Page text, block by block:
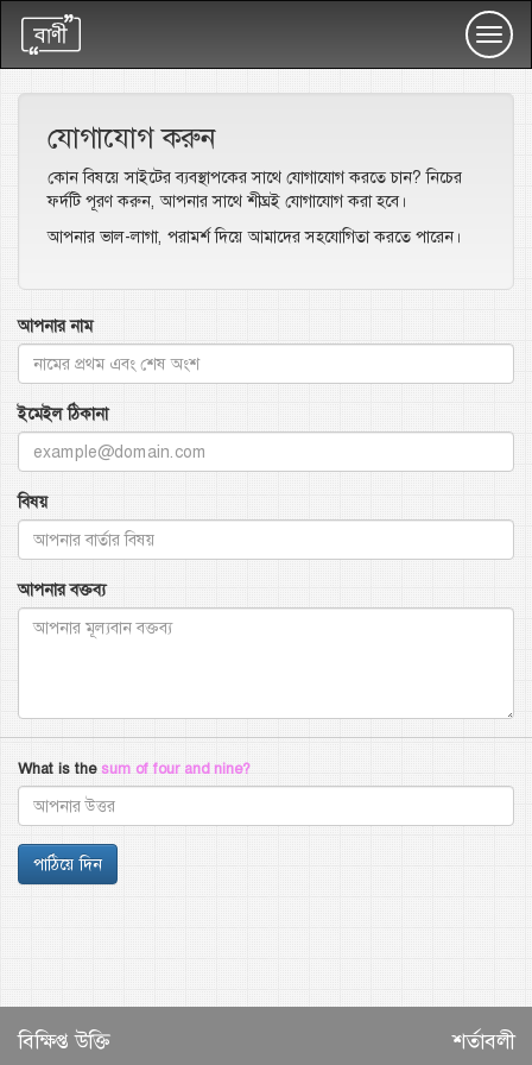
যোগাযোগ করুন
কোন বিষয়ে সাইটের ব্যবস্থাপকের সাথে যোগাযোগ করতে চান? নিচের
ফর্দটি পূরণ করুন, আপনার সাথে শীঘ্রই যোগাযোগ করা হবে।
আপনার ভাল-লাগা, পরামর্শ দিয়ে আমাদের সহযোগিতা করতে পারেন।
আপনার নাম
ইমেইল ঠিকানা
বিষয়
আপনার বক্তব্য
What is thesum of four and nine?
বিক্ষিপ্ত উক্তি শর্তাবলী